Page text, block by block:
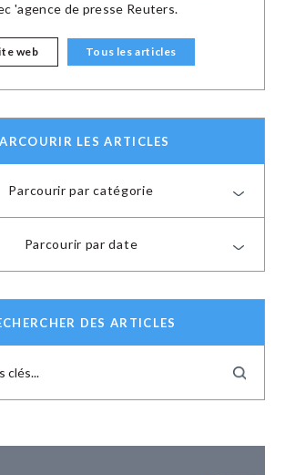
'agence de presse Reuters.
web Tous les articles
LES ARTICLES
Parcourir par catégorie
Parcourir par date
DES ARTICLES